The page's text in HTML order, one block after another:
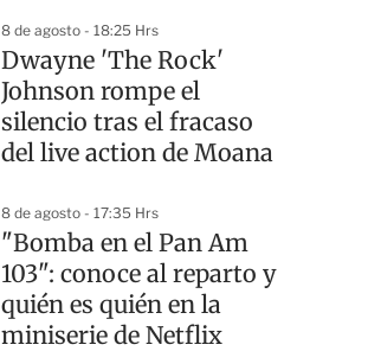
8 de agosto - 18:25 Hrs
Dwayne 'The Rock'
Johnson rompe el
silencio tras el fracaso
del live action de Moana
8 de agosto - 17:35 Hrs
"Bomba en el Pan Am
103": conoce al reparto y
quién es quién en la
miniserie de Netflix